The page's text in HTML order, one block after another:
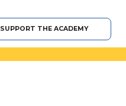
SUPPORT THE ACADEMY